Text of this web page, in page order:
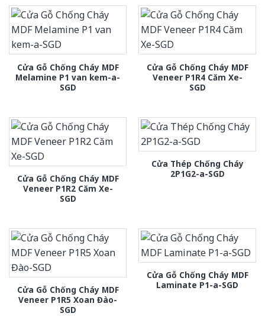
Cửa Gỗ Chống Cháy MDF
Melamine P1 van kem-a-
SGD
Cửa Gỗ Chống Cháy MDF
Veneer P1R4 Căm Xe-
SGD
Cửa Gỗ Chống Cháy MDF
Veneer P1R2 Căm Xe-
SGD
Cửa Thép Chống Cháy
2P1G2-a-SGD
Cửa Gỗ Chống Cháy MDF
Veneer P1R5 Xoan Đào-
SGD
Cửa Gỗ Chống Cháy MDF
Laminate P1-a-SGD